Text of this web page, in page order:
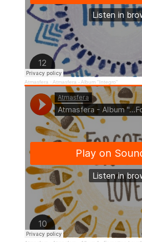
Atmasfera · Atmasfera - Album "Integro"